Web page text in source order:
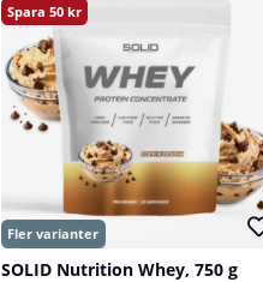
50
SOLID Nutrition Whey, 750 g